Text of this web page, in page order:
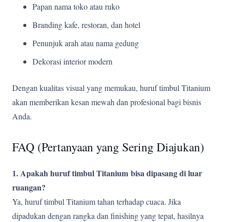
Papan nama toko atau ruko
Branding kafe, restoran, dan hotel
Penunjuk arah atau nama gedung
Dekorasi interior modern
Dengan kualitas visual yang memukau, huruf timbul Titanium
akan memberikan kesan mewah dan profesional bagi bisnis
Anda.
FAQ (Pertanyaan yang Sering Diajukan)
1. Apakah huruf timbul Titanium bisa dipasang di luar
ruangan?
Ya, huruf timbul Titanium tahan terhadap cuaca. Jika
dipadukan dengan rangka dan finishing yang tepat, hasilnya